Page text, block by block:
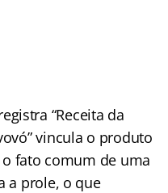
“Receita da
vincula o produto
fato comum de uma
a prole, o que